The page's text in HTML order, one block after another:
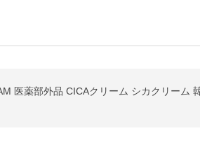
医薬部外品 CICAクリーム シカクリーム